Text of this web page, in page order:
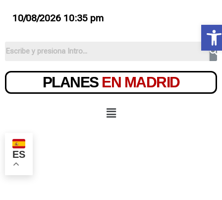
10/08/2026 10:35 pm
PLANES EN MADRID
ES